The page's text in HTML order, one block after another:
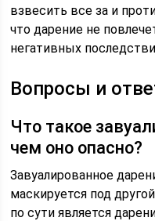
взвесить все за и
что дарение не
негативных
Вопросы и
Что такое
чем оно опасно?
Завуалированное
маскируется под
по сути является